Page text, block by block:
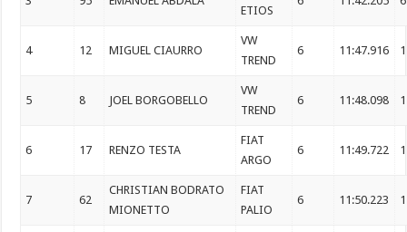
ETIOS
4 12 MIGUEL CIAURRO
VW
TREND
6 11:47.916
5 8 JOEL BORGOBELLO
VW
TREND
6 11:48.098
6 17 RENZO TESTA
FIAT
ARGO
6 11:49.722
7 62
CHRISTIAN BODRATO
MIONETTO
FIAT
PALIO
6 11:50.223